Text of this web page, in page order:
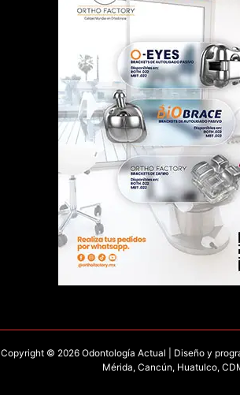
Copyright © 2026 Odontología Actual | Diseño y
Mérida, Cancún, Huatulco,